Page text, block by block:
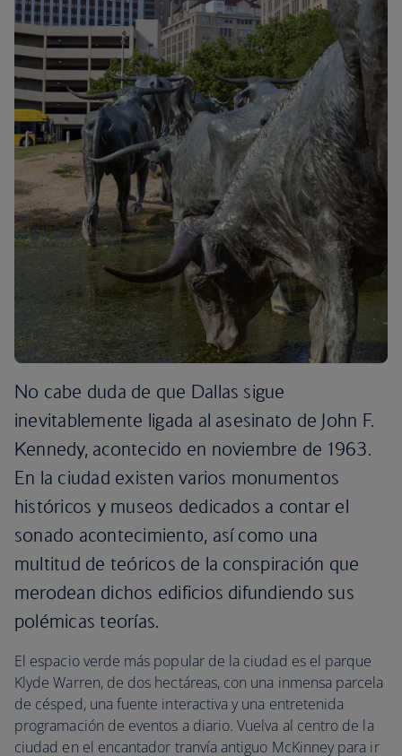
No cabe duda de que Dallas sigue
inevitablemente ligada al asesinato de John F.
Kennedy, acontecido en noviembre de 1963.
En la ciudad existen varios monumentos
históricos y museos dedicados a contar el
sonado acontecimiento, así como una
multitud de teóricos de la conspiración que
merodean dichos edificios difundiendo sus
polémicas teorías.
El espacio verde más popular de la ciudad es el parque
Klyde Warren, de dos hectáreas, con una inmensa parcela
de césped, una fuente interactiva y una entretenida
programación de eventos a diario. Vuelva al centro de la
ciudad en el encantador tranvía antiguo McKinney para ir